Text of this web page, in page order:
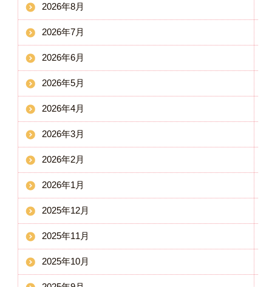
2026年8月
2026年7月
2026年6月
2026年5月
2026年4月
2026年3月
2026年2月
2026年1月
2025年12月
2025年11月
2025年10月